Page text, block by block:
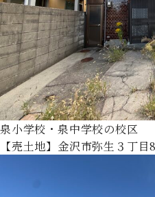
泉小学校・泉中学校の校区
【売土地】金沢市弥生３丁目